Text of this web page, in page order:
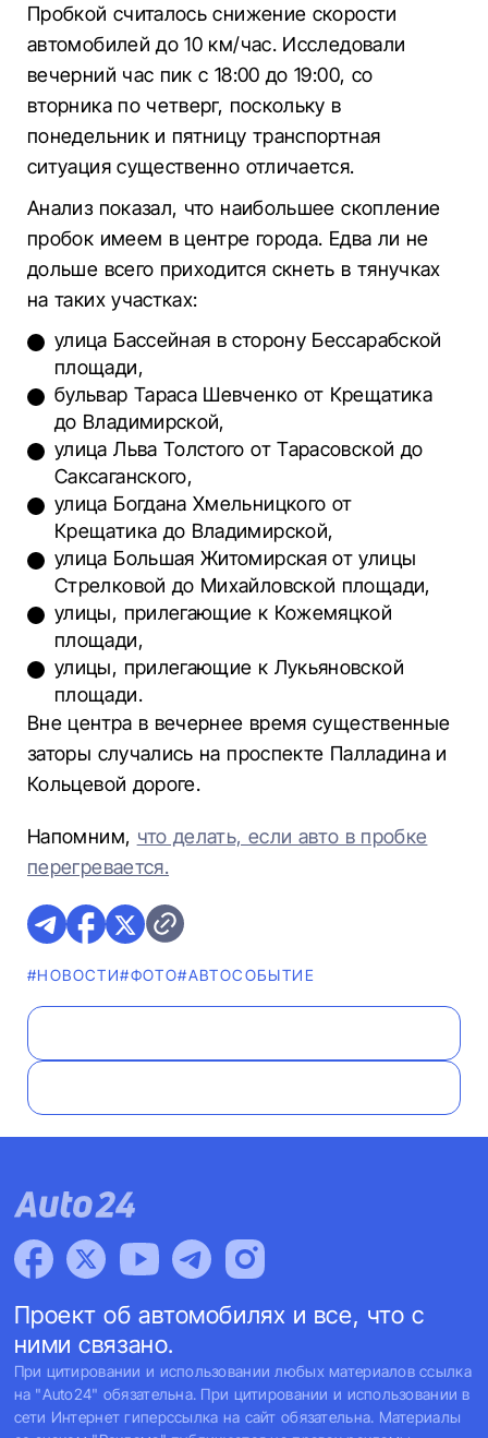
Пробкой считалось снижение скорости
автомобилей до 10 км/час. Исследовали
вечерний час пик с 18:00 до 19:00, со
вторника по четверг, поскольку в
понедельник и пятницу транспортная
ситуация существенно отличается.
Анализ показал, что наибольшее скопление
пробок имеем в центре города. Едва ли не
дольше всего приходится скнеть в тянучках
на таких участках:
улица Бассейная в сторону Бессарабской
площади,
бульвар Тараса Шевченко от Крещатика
до Владимирской,
улица Льва Толстого от Тарасовской до
Саксаганского,
улица Богдана Хмельницкого от
Крещатика до Владимирской,
улица Большая Житомирская от улицы
Стрелковой до Михайловской площади,
улицы, прилегающие к Кожемяцкой
площади,
улицы, прилегающие к Лукьяновской
площади.
Вне центра в вечернее время существенные
заторы случались на проспекте Палладина и
Кольцевой дороге.
Напомним, что делать, если авто в пробке
перегревается.
#НОВОСТИ#ФОТО#АВТОСОБЫТИЕ
Проект об автомобилях и все, что с
ними связано.
При цитировании и использовании любых материалов ссылка
на "Auto24" обязательна. При цитировании и использовании в
сети Интернет гиперссылка на сайт обязательна. Материалы